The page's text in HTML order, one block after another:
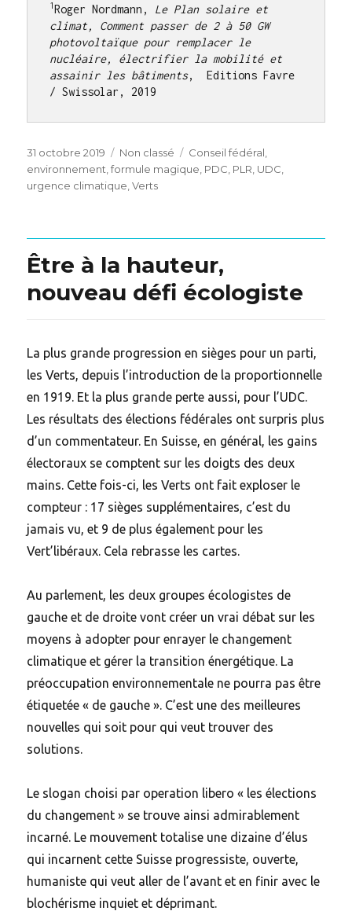
1Roger Nordmann, Le Plan solaire et
climat, Comment passer de 2 à 50 GW
photovoltaïque pour remplacer le
nucléaire, électrifier la mobilité et
assainir les bâtiments,  Editions Favre
/ Swissolar, 2019
Posted
on
31 octobre 2019 Categories
Non classé Tags
Conseil fédéral,
environnement,formule magique, PDC, PLR, UDC,
urgence climatique,Verts
Être à la hauteur,
nouveau défi écologiste
La plus grande progression en sièges pour un parti,
les Verts, depuis l’introduction de la proportionnelle
en 1919. Et la plus grande perte aussi, pour l’UDC.
Les résultats des élections fédérales ont surpris plus
d’un commentateur. En Suisse, en général, les gains
électoraux se comptent sur les doigts des deux
mains. Cette fois-ci, les Verts ont fait exploser le
compteur : 17 sièges supplémentaires, c’est du
jamais vu, et 9 de plus également pour les
Vert’libéraux. Cela rebrasse les cartes.
Au parlement, les deux groupes écologistes de
gauche et de droite vont créer un vrai débat sur les
moyens à adopter pour enrayer le changement
climatique et gérer la transition énergétique. La
préoccupation environnementale ne pourra pas être
étiquetée « de gauche ». C’est une des meilleures
nouvelles qui soit pour qui veut trouver des
solutions.
Le slogan choisi par operation libero « les élections
du changement » se trouve ainsi admirablement
incarné. Le mouvement totalise une dizaine d’élus
qui incarnent cette Suisse progressiste, ouverte,
humaniste qui veut aller de l’avant et en finir avec le
blochérisme inquiet et déprimant.